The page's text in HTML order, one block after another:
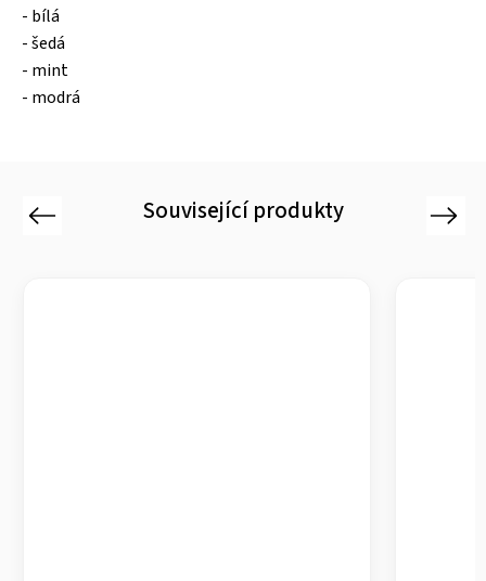
- bílá
- šedá
- mint
- modrá
Související produkty
Previous Next